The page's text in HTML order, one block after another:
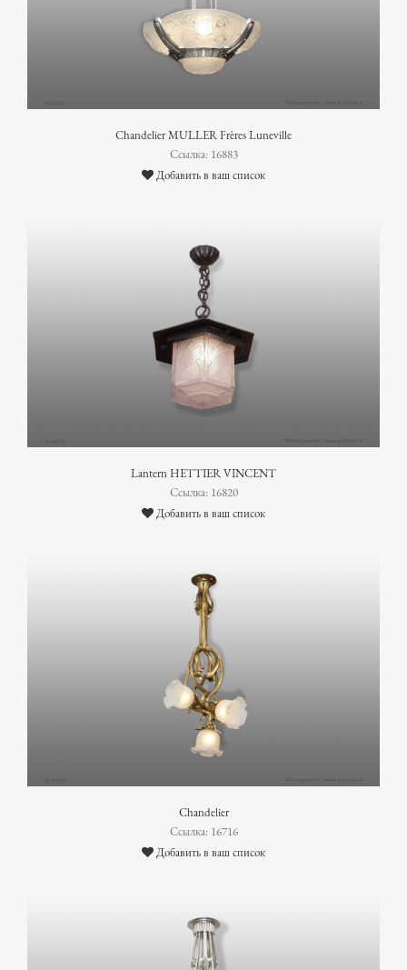
Chandelier MULLER Frères Luneville
Ссылка: 16883
Добавить в ваш список
Lantern HETTIER VINCENT
Ссылка: 16820
Добавить в ваш список
Chandelier
Ссылка: 16716
Добавить в ваш список